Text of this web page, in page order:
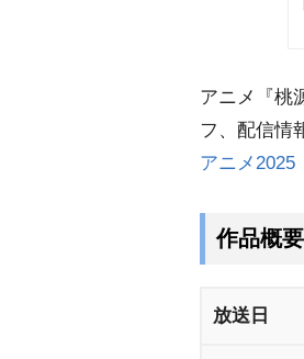
アニメ『桃
フ、配信情
アニメ2025
作品概要
放送日